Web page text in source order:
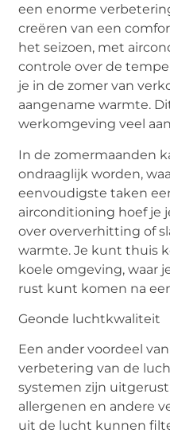
een enorme
creëren van een
het seizoen, met
controle over de
je in de zomer van
aangename warmte.
werkomgeving veel
In de zomermaanden
ondraaglijk worden,
eenvoudigste taken
airconditioning hoef je
over oververhitting of
warmte. Je kuntthuis
koele omgeving, waar
rust kunt komen na
Geonde luchtkwaliteit
Een ander voordeel
verbetering van de
systemen zijn
allergenen en andere
uit de lucht kunnen